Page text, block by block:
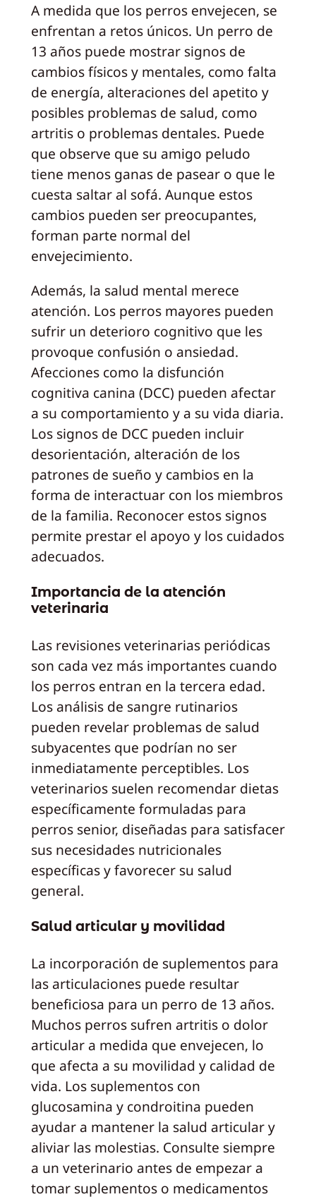
A medida que los perros envejecen, se
enfrentan a retos únicos. Un perro de
13 años puede mostrar signos de
cambios físicos y mentales, como falta
de energía, alteraciones del apetito y
posibles problemas de salud, como
artritis o problemas dentales. Puede
que observe que su amigo peludo
tiene menos ganas de pasear o que le
cuesta saltar al sofá. Aunque estos
cambios pueden ser preocupantes,
forman parte normal del
envejecimiento.
Además, la salud mental merece
atención. Los perros mayores pueden
sufrir un deterioro cognitivo que les
provoque confusión o ansiedad.
Afecciones como la disfunción
cognitiva canina (DCC) pueden afectar
a su comportamiento y a su vida diaria.
Los signos de DCC pueden incluir
desorientación, alteración de los
patrones de sueño y cambios en la
forma de interactuar con los miembros
de la familia. Reconocer estos signos
permite prestar el apoyo y los cuidados
adecuados.
Importancia de la atención
veterinaria
Las revisiones veterinarias periódicas
son cada vez más importantes cuando
los perros entran en la tercera edad.
Los análisis de sangre rutinarios
pueden revelar problemas de salud
subyacentes que podrían no ser
inmediatamente perceptibles. Los
veterinarios suelen recomendar dietas
específicamente formuladas para
perros senior, diseñadas para satisfacer
sus necesidades nutricionales
específicas y favorecer su salud
general.
Salud articular y movilidad
La incorporación de suplementos para
las articulaciones puede resultar
beneficiosa para un perro de 13 años.
Muchos perros sufren artritis o dolor
articular a medida que envejecen, lo
que afecta a su movilidad y calidad de
vida. Los suplementos con
glucosamina y condroitina pueden
ayudar a mantener la salud articular y
aliviar las molestias. Consulte siempre
a un veterinario antes de empezar a
tomar suplementos o medicamentos